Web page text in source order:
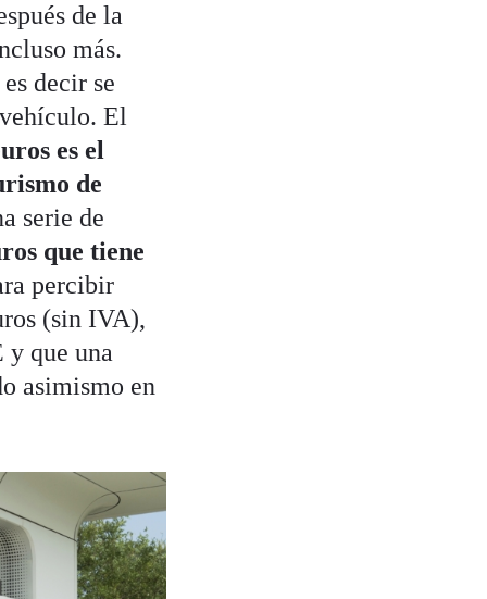
de la
más.
decir se
El
es el
de
serie de
que tiene
percibir
(sin IVA),
y que una
asimismo en